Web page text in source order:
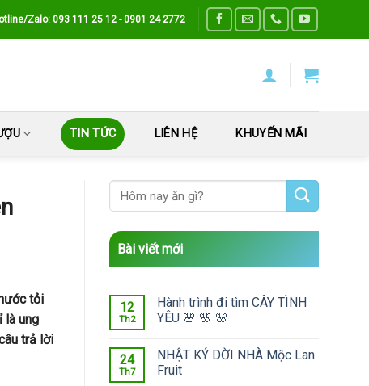
Zalo: 093 111 25 12 - 0901 24 2772
TIN TỨC LIÊN HỆ KHUYẾN MÃI
tỏi
là ung
trả lời
Bài viết mới
12
Th2
Hành trình đi tìm CÂY TÌNH
YÊU 🌸 🌸 🌸
24
Th7
NHẬT KÝ DỜI NHÀ Mộc Lan
Fruit